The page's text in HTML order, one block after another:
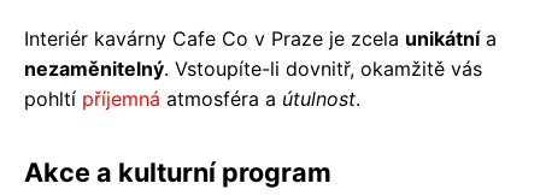
Interiér kavárny Cafe Co v Praze je zcela unikátnía
nezaměnitelný. Vstoupíte-li dovnitř, okamžitě vás
pohltí příjemná atmosféra a útulnost.
Akce a kulturní program